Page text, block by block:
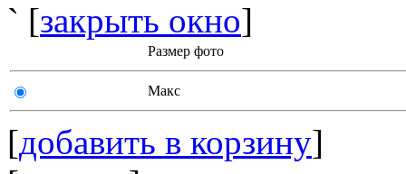
` [закрыть окно]
Размер фото
Макс
[добавить в корзину]